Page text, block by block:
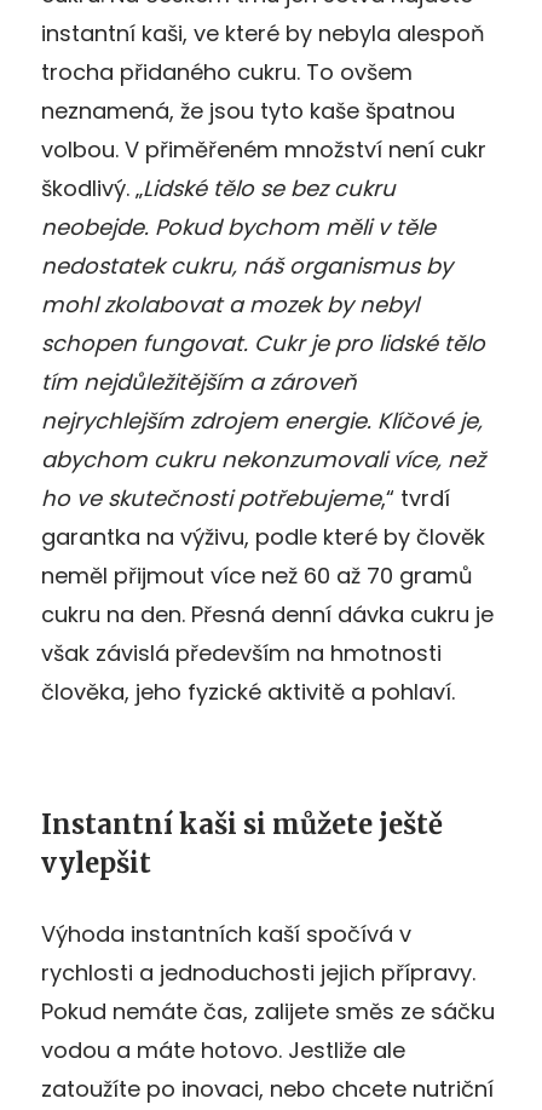
instantní kaši, ve které by nebyla alespoň
trocha přidaného cukru. To ovšem
neznamená, že jsou tyto kaše špatnou
volbou. V přiměřeném množství není cukr
škodlivý. „Lidské tělo se bez cukru
neobejde. Pokud bychom měli v těle
nedostatek cukru, náš organismus by
mohl zkolabovat a mozek by nebyl
schopen fungovat. Cukr je pro lidské tělo
tím nejdůležitějším a zároveň
nejrychlejším zdrojem energie. Klíčové je,
abychom cukru nekonzumovali více, než
ho ve skutečnosti potřebujeme,“ tvrdí
garantka na výživu, podle které by člověk
neměl přijmout více než 60 až 70 gramů
cukru na den. Přesná denní dávka cukru je
však závislá především na hmotnosti
člověka, jeho fyzické aktivitě a pohlaví.
Instantní kaši si můžete ještě
vylepšit
Výhoda instantních kaší spočívá v
rychlosti a jednoduchosti jejich přípravy.
Pokud nemáte čas, zalijete směs ze sáčku
vodou a máte hotovo. Jestliže ale
zatoužíte po inovaci, nebo chcete nutriční